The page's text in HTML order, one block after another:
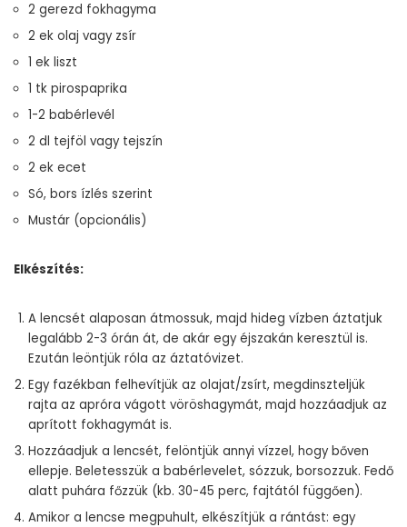
2 gerezd fokhagyma
2 ek olaj vagy zsír
1 ek liszt
1 tk pirospaprika
1-2 babérlevél
2 dl tejföl vagy tejszín
2 ek ecet
Só, bors ízlés szerint
Mustár (opcionális)
Elkészítés:
A lencsét alaposan átmossuk, majd hideg vízben áztatjuk
legalább 2-3 órán át, de akár egy éjszakán keresztül is.
Ezután leöntjük róla az áztatóvizet.
Egy fazékban felhevítjük az olajat/zsírt, megdinszteljük
rajta az apróra vágott vöröshagymát, majd hozzáadjuk az
aprított fokhagymát is.
Hozzáadjuk a lencsét, felöntjük annyi vízzel, hogy bőven
ellepje. Beletesszük a babérlevelet, sózzuk, borsozzuk. Fedő
alatt puhára főzzük (kb. 30-45 perc, fajtától függően).
Amikor a lencse megpuhult, elkészítjük a rántást: egy